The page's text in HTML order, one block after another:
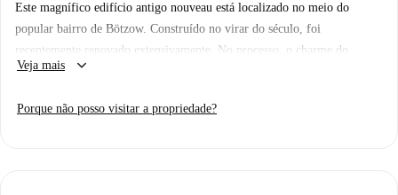
Este magnífico edifício antigo nouveau está localizado no meio do
popular bairro de Bötzow. Construído no virar do século, foi
recentemente renovado extensivamente. No processo, o charme do
passado foi cuidadosamente incorporado e complementado com as
Veja mais keyboard_arrow_down
Porque não posso visitar a propriedade?